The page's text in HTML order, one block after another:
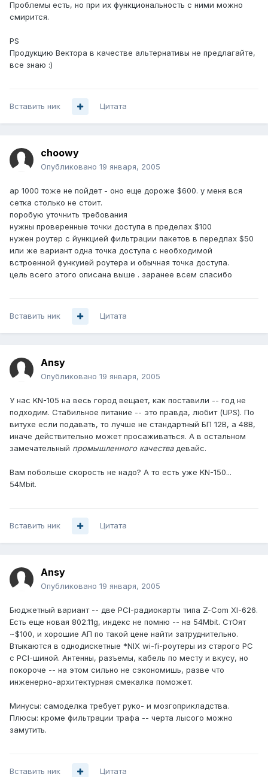
Проблемы есть, но при их функциональность с ними можно
смирится.
PS
Продукцию Вектора в качестве альтернативы не предлагайте,
все знаю :)
Вставить ник Цитата
choowy
Опубликовано 19 января, 2005
ap 1000 тоже не пойдет - оно еще дороже $600. у меня вся
сетка столько не стоит.
поробую уточнить требования
нужны проверенные точки доступа в пределах $100
нужен роутер с йункцией фильтрации пакетов в передлах $50
или же вариант одна точка доступа с необходимой
встроенной функуией роутера и обычная точка доступа.
цель всего этого описана выше . заранее всем спасибо
Вставить ник Цитата
Ansy
Опубликовано 19 января, 2005
У нас KN-105 на весь город вещает, как поставили -- год не
подходим. Стабильное питание -- это правда, любит (UPS). По
витухе если подавать, то лучше не стандартный БП 12В, а 48В,
иначе действительно может просаживаться. А в остальном
замечательный промышленного качествадевайс.
Вам побольше скорость не надо? А то есть уже KN-150...
54Mbit.
Вставить ник Цитата
Ansy
Опубликовано 19 января, 2005
Бюджетный вариант -- две PCI-радиокарты типа Z-Com XI-626.
Есть еще новая 802.11g, индекс не помню -- на 54Mbit. СтОят
~$100, и хорошие АП по такой цене найти затруднительно.
Втыкаются в однодискетные *NIX wi-fi-роутеры из старого PC
с PCI-шиной. Антенны, разъемы, кабель по месту и вкусу, но
покороче -- на этом сильно не сэкономишь, разве что
инженерно-архитектурная смекалка поможет.
Минусы: самоделка требует руко- и мозгоприкладства.
Плюсы: кроме фильтрации трафа -- черта лысого можно
замутить.
Вставить ник Цитата